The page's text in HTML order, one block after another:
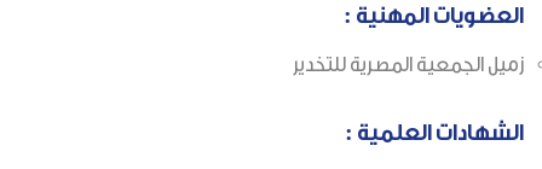
العضويات المهنية :
زميل الجمعية المصرية للتخدير
الشهادات العلمية :